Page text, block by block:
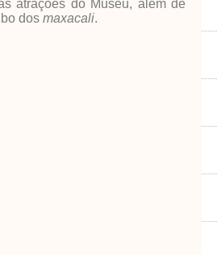
atrações do Museu, além de
dos maxacali.